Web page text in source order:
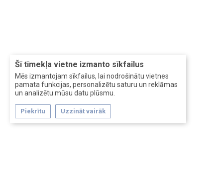
Šī tīmekļa vietne izmanto sīkfailus
Mēs izmantojam sīkfailus, lai nodrošinātu vietnes
pamata funkcijas, personalizētu saturu un reklāmas
un analizētu mūsu datu plūsmu.
Piekrītu Uzzināt vairāk